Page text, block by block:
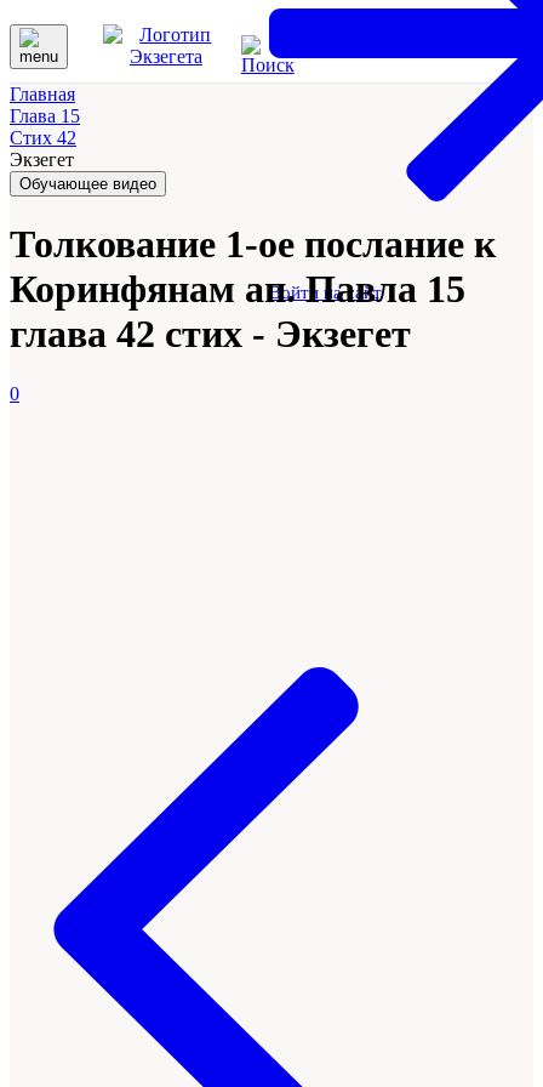
Войти на сайт
Главная
Глава 15
Стих 42
Экзегет
Обучающее видео
Толкование 1-ое послание к
Коринфянам ап. Павла 15
глава 42 стих - Экзегет
0